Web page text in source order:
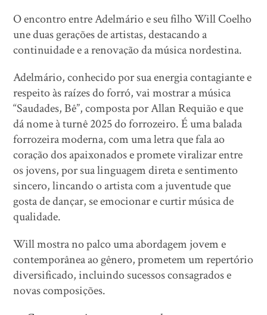
O encontro entre Adelmário e seu filho Will Coelho
une duas gerações de artistas, destacando a
continuidade e a renovação da música nordestina.
Adelmário, conhecido por sua energia contagiante e
respeito às raízes do forró, vai mostrar a música
“Saudades, Bê”, composta por Allan Requião e que
dá nome à turnê 2025 do forrozeiro. É uma balada
forrozeira moderna, com uma letra que fala ao
coração dos apaixonados e promete viralizar entre
os jovens, por sua linguagem direta e sentimento
sincero, lincando o artista com a juventude que
gosta de dançar, se emocionar e curtir música de
qualidade.
Will mostra no palco uma abordagem jovem e
contemporânea ao gênero, prometem um repertório
diversificado, incluindo sucessos consagrados e
novas composições.